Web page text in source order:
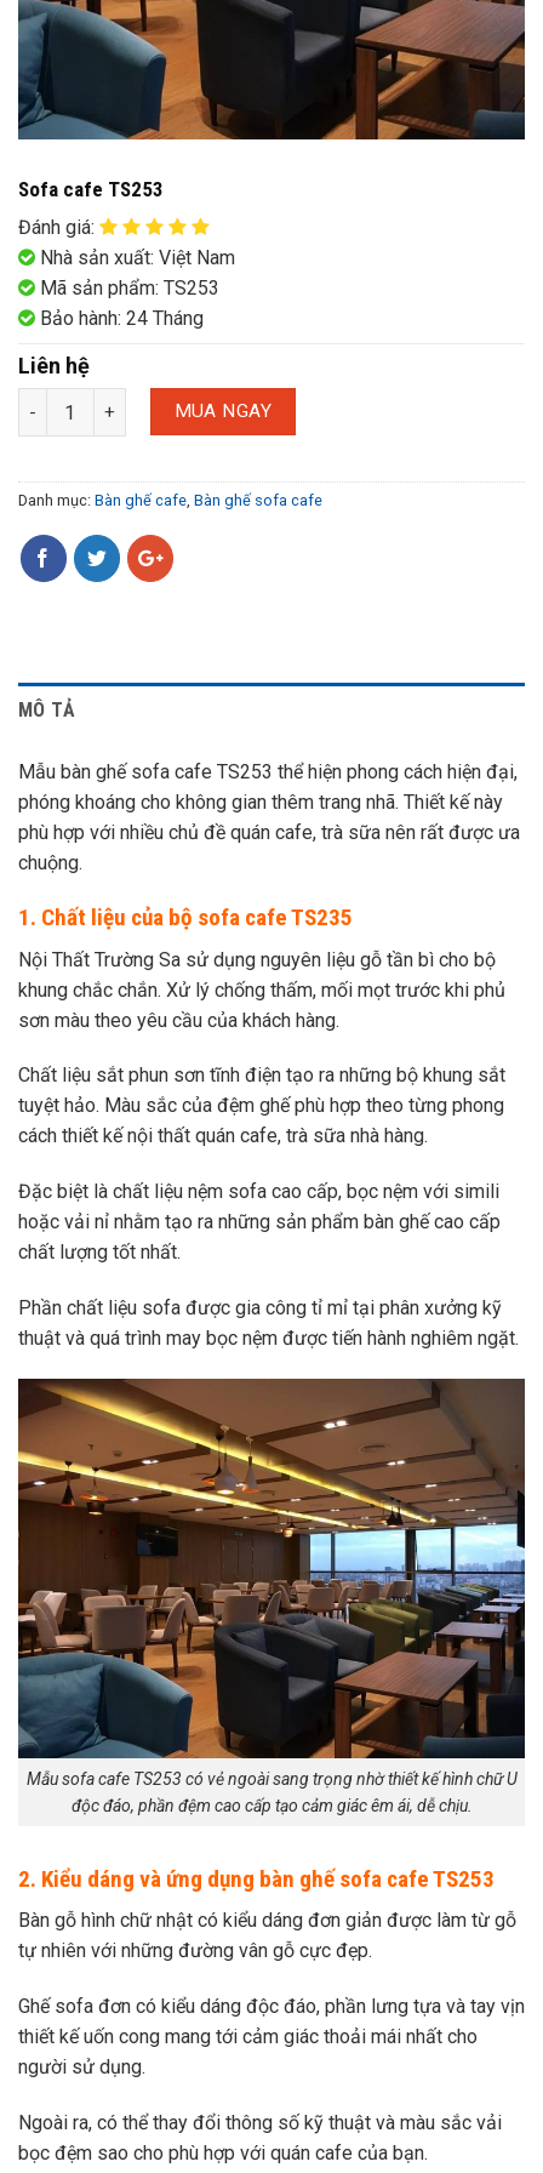
Sofa cafe TS253
Đánh giá:
Nhà sản xuất: Việt Nam
Mã sản phẩm: TS253
Bảo hành: 24 Tháng
Liên hệ
MUA NGAY
Danh mục: Bàn ghế cafe, Bàn ghế sofa cafe
MÔ TẢ
Mẫu bàn ghế sofa cafe TS253 thể hiện phong cách hiện đại,
phóng khoáng cho không gian thêm trang nhã. Thiết kế này
phù hợp với nhiều chủ đề quán cafe, trà sữa nên rất được ưa
chuộng.
1. Chất liệu của bộ sofa cafe TS235
Nội Thất Trường Sa sử dụng nguyên liệu gỗ tần bì cho bộ
khung chắc chắn. Xử lý chống thấm, mối mọt trước khi phủ
sơn màu theo yêu cầu của khách hàng.
Chất liệu sắt phun sơn tĩnh điện tạo ra những bộ khung sắt
tuyệt hảo. Màu sắc của đệm ghế phù hợp theo từng phong
cách thiết kế nội thất quán cafe, trà sữa nhà hàng.
Đặc biệt là chất liệu nệm sofa cao cấp, bọc nệm với simili
hoặc vải nỉ nhằm tạo ra những sản phẩm bàn ghế cao cấp
chất lượng tốt nhất.
Phần chất liệu sofa được gia công tỉ mỉ tại phân xưởng kỹ
thuật và quá trình may bọc nệm được tiến hành nghiêm ngặt.
Mẫu sofa cafe TS253 có vẻ ngoài sang trọng nhờ thiết kế hình chữ U
độc đáo, phần đệm cao cấp tạo cảm giác êm ái, dễ chịu.
2. Kiểu dáng và ứng dụng bàn ghế sofa cafe TS253
Bàn gỗ hình chữ nhật có kiểu dáng đơn giản được làm từ gỗ
tự nhiên với những đường vân gỗ cực đẹp.
Ghế sofa đơn có kiểu dáng độc đáo, phần lưng tựa và tay vịn
thiết kế uốn cong mang tới cảm giác thoải mái nhất cho
người sử dụng.
Ngoài ra, có thể thay đổi thông số kỹ thuật và màu sắc vải
bọc đệm sao cho phù hợp với quán cafe của bạn.